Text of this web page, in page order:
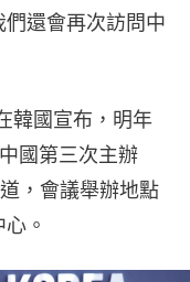
還會再次訪問中
韓國宣布，明年
國第三次主辦
，會議舉辦地點
。